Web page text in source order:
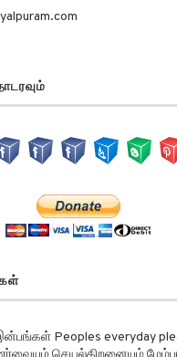
Peoples everyday
செயல்திறனையும்